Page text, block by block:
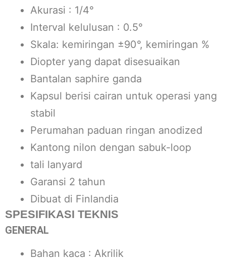
Akurasi : 1/4°
Interval kelulusan : 0.5°
Skala: kemiringan ±90°, kemiringan %
Diopter yang dapat disesuaikan
Bantalan saphire ganda
Kapsul berisi cairan untuk operasi yang
stabil
Perumahan paduan ringan anodized
Kantong nilon dengan sabuk-loop
tali lanyard
Garansi 2 tahun
Dibuat di Finlandia
SPESIFIKASI TEKNIS
GENERAL
Bahan kaca : Akrilik